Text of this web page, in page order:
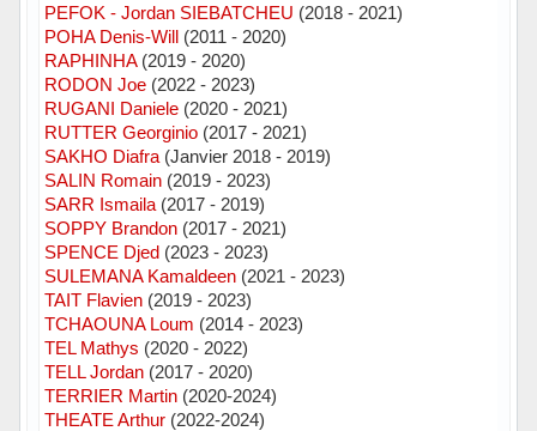
PEFOK - Jordan SIEBATCHEU (2018 - 2021)
POHA Denis-Will(2011 - 2020)
RAPHINHA(2019 - 2020)
RODON Joe(2022 - 2023)
RUGANI Daniele(2020 - 2021)
RUTTER Georginio(2017 - 2021)
SAKHO Diafra(Janvier 2018 - 2019)
SALIN Romain(2019 - 2023)
SARR Ismaila(2017 - 2019)
SOPPY Brandon(2017 - 2021)
SPENCE Djed(2023 - 2023)
SULEMANA Kamaldeen(2021 - 2023)
TAIT Flavien(2019 - 2023)
TCHAOUNA Loum (2014 - 2023)
TEL Mathys (2020 - 2022)
TELL Jordan(2017 - 2020)
TERRIER Martin(2020-2024)
THEATE Arthur(2022-2024)